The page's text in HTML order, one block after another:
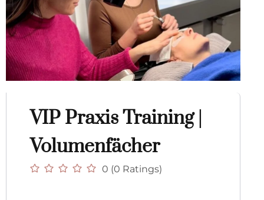
VIP Praxis Training |
Volumenfächer
0 (0 Ratings)